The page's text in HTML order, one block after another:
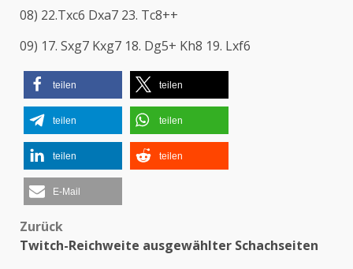
08) 22.Txc6 Dxa7 23. Tc8++
09) 17. Sxg7 Kxg7 18. Dg5+ Kh8 19. Lxf6
teilen teilen
teilen teilen
teilen teilen
E-Mail
Beitragsnavigation
Zurück
Twitch-Reichweite ausgewählter Schachseiten